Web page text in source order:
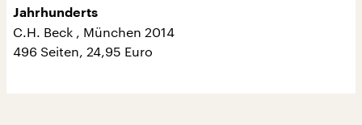
Jahrhunderts
C.H. Beck , München 2014
496 Seiten, 24,95 Euro